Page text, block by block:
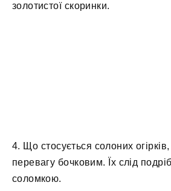
золотистої скоринки.
4. Що стосується солоних
перевагу бочковим. Їх слід
соломкою.